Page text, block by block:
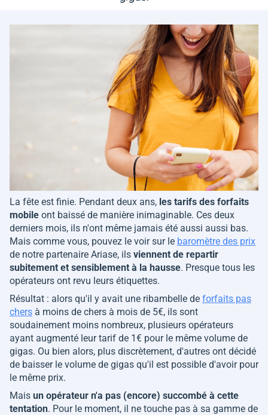
La fête est finie. Pendant deux ans, les tarifs des forfaits
mobile ont baissé de manière inimaginable. Ces deux
derniers mois, ils n'ont même jamais été aussi aussi bas.
Mais comme vous, pouvez le voir sur le baromètre des prix
de notre partenaire Ariase, ils viennent de repartir
subitement et sensiblement à la hausse. Presque tous les
opérateurs ont revu leurs étiquettes.
Résultat : alors qu'il y avait une ribambelle de forfaits pas
chers à moins de chers à mois de 5€, ils sont
soudainement moins nombreux, plusieurs opérateurs
ayant augmenté leur tarif de 1€ pour le même volume de
gigas. Ou bien alors, plus discrètement, d'autres ont décidé
de baisser le volume de gigas qu'il est possible d'avoir pour
le même prix.
Mais un opérateur n'a pas (encore) succombé à cette
tentation. Pour le moment, il ne touche pas à sa gamme de